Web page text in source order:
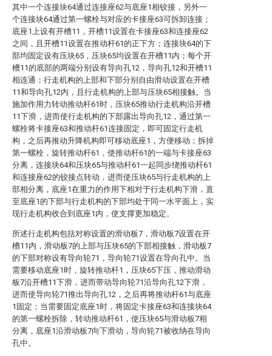
其中一个连接块64通过连接座62与底座1相铰接，另外一
个连接块64通过第一螺栓与对应的卡接座63可拆卸连接；
底座1上设有开槽11，开槽11设置在卡接座63和连接座62
之间，且开槽11设置在推动杆61的正下方；连接块64的下
部均固定设有压块65，压块65均设置在开槽11内；每个开
槽11的底部的两端分别设有导向孔12，导向孔12和开槽11
相连通；行走机构的上部和下部分别自由滑动设置在开槽
11和导向孔12内，且行走机构的上部与压块65相接触。当
施加作用力转动推动杆61时，压块65推动行走机构沿开槽
11下滑，进而使行走机构的下部露出导向孔12，通过第一
螺栓将卡接座63和推动杆61连接固定，即可固定行走机
构，之后再推动升降机构即可移动底座1，方便移动；拆掉
第一螺栓，旋转推动杆61，使推动杆61的一端与卡接座63
分离，连接块64和压块65与推动杆61一起同步绕推动杆61
和连接座62的铰接点转动，进而使压块65与行走机构的上
部相分离，底座1在重力的作用下相对于行走机构下滑，直
至底座1的下部与行走机构的下部均处于同一水平面上，实
现行走机构收合到底座1内，使支撑更加稳定。
所述行走机构包括对称设置的滑动板7，滑动板7设置在开
槽11内，滑动板7的上部与压块65的下部相接触，滑动板7
的下部对称设有导向轮71，导向轮71设置在导向孔中。当
需要移动底座1时，旋转推动杆1，压块65下压，推动滑动
板7沿开槽11下滑，进而带动导向轮71沿导向孔12下滑，
进而使导向轮71推出导向孔12，之后再将推动杆61与底座
1固定；当需要固定底座1时，将固定卡接座63和连接块64
的第一螺栓拆除，转动推动杆61，使压块65与滑动板7相
分离，底座1沿滑动板7向下滑动，导向轮71被收纳在导向
孔中。